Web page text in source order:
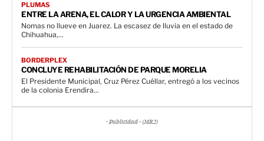
PLUMAS
ENTRE LA ARENA, EL CALOR Y LA URGENCIA AMBIENTAL
Nomas no llueve en Juarez. La escasez de lluvia en el estado de
Chihuahua,...
BORDERPLEX
CONCLUYE REHABILITACIÓN DE PARQUE MORELIA
El Presidente Municipal, Cruz Pérez Cuéllar, entregó a los vecinos
de la colonia Erendira...
- Publicidad - (MR2)